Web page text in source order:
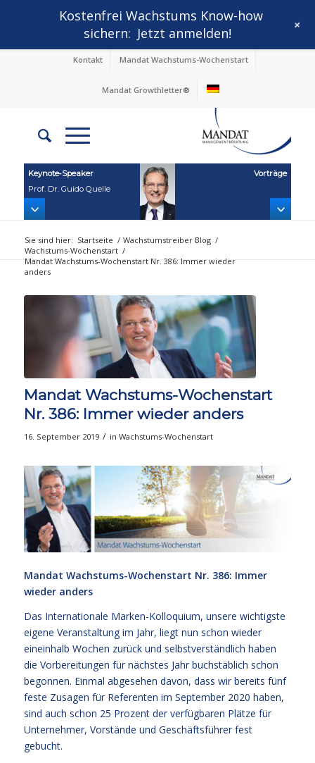
Kontakt Mandat Wachstums-Wochenstart
Mandat Growthletter®
Keynote‑Speaker
Prof. Dr. Guido Quelle
Vorträge
Sie sind hier: Startseite / Wachstumstreiber Blog /
Wachstums-Wochenstart /
Mandat Wachstums-Wochenstart Nr. 386: Immer wieder
anders
Mandat Wachstums-Wochenstart
Nr. 386: Immer wieder anders
16. September 2019 / in Wachstums-Wochenstart
Mandat Wachstums-Wochenstart Nr. 386: Immer
wieder anders
Das Internationale Marken-Kolloquium, unsere wichtigste
eigene Veranstaltung im Jahr, liegt nun schon wieder
eineinhalb Wochen zurück und selbstverständlich haben
die Vorbereitungen für nächstes Jahr buchstäblich schon
begonnen. Einmal abgesehen davon, dass wir bereits fünf
feste Zusagen für Referenten im September 2020 haben,
sind auch schon 25 Prozent der verfügbaren Plätze für
Unternehmer, Vorstände und Geschäftsführer fest
gebucht.
Kostenfrei Wachstums Know-how
sichern: Jetzt anmelden! +